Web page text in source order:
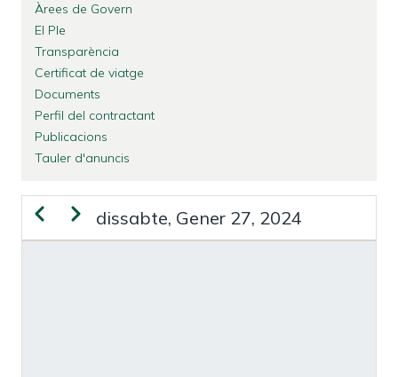
NextGenerationEU
Àrees de Govern
El Ple
Transparència
Certificat de viatge
Documents
Perfil del contractant
Publicacions
Tauler d'anuncis
dissabte, Gener 27, 2024
Previous
Next